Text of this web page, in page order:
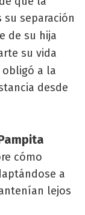
separación
de su hija
su vida
a la
desde
cómo
a
lejos